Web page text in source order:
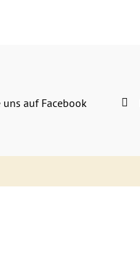
uns auf Facebook